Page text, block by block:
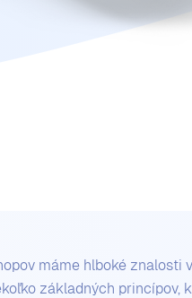
máme hlboké znalosti
základných princípov,